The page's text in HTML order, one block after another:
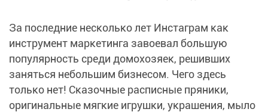
За последние несколько лет Инстаграм как
инструмент маркетинга завоевал большую
популярность среди домохозяек, решивших
заняться небольшим бизнесом. Чего здесь
только нет! Сказочные расписные пряники,
оригинальные мягкие игрушки, украшения, мыло